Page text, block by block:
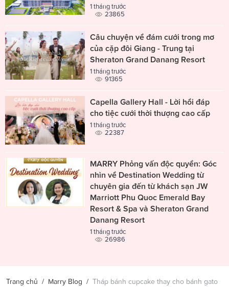
1 tháng trước
23865
Câu chuyện về đám cưới trong mơ
của cặp đôi Giang - Trung tại
Sheraton Grand Danang Resort
1 tháng trước
91365
Capella Gallery Hall - Lời hồi đáp
cho tiệc cưới thời thượng cao cấp
1 tháng trước
22387
MARRY Phỏng vấn độc quyền: Góc
nhìn về Destination Wedding từ
chuyên gia đến từ khách sạn JW
Marriott Phu Quoc Emerald Bay
Resort & Spa và Sheraton Grand
Danang Resort
1 tháng trước
26986
Trang chủ / Marry Blog / Tháp bánh cupcake thay cho bánh gato